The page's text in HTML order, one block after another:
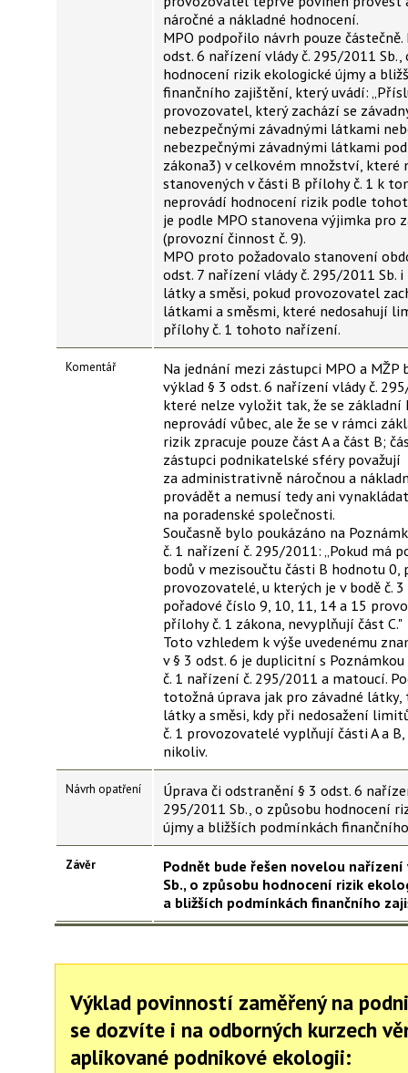
náročné a nákladné hodnocení.
MPO podpořilo návrh pouze částečně.
odst. 6 nařízení vlády č. 295/2011 Sb.,
hodnocení rizik ekologické újmy a
finančního zajištění, který uvádí:
provozovatel, který zachází se
nebezpečnými závadnými látkami
nebezpečnými závadnými látkami
zákona3) v celkovém množství, které
stanovených v části B přílohy č. 1 k
neprovádí hodnocení rizik podle
je podle MPO stanovena výjimka pro
(provozní činnost č. 9).
MPO proto požadovalo stanovení
odst. 7 nařízení vlády č. 295/2011 Sb.
látky a směsi, pokud provozovatel
látkami a směsmi, které nedosahují
přílohy č. 1 tohoto nařízení.
Komentář
Na jednání mezi zástupci MPO a MŽP
výklad § 3 odst. 6 nařízení vlády č.
které nelze vyložit tak, že se základní
neprovádí vůbec, ale že se v rámci
rizik zpracuje pouze část A a část B;
zástupci podnikatelské sféry považují
za administrativně náročnou a
provádět a nemusí tedy ani
na poradenské společnosti.
Současně bylo poukázáno na
č. 1 nařízení č. 295/2011: „Pokud má
bodů v mezisoučtu části B hodnotu 0,
provozovatelé, u kterých je v bodě č. 3
pořadové číslo 9, 10, 11, 14 a 15
přílohy č. 1 zákona, nevyplňují část C."
Toto vzhledem k výše uvedenému
v § 3 odst. 6 je duplicitní s
č. 1 nařízení č. 295/2011 a matoucí.
totožná úprava jak pro závadné látky,
látky a směsi, kdy při nedosažení
č. 1 provozovatelé vyplňují části A a B,
nikoliv.
Návrh opatření
Úprava či odstranění § 3 odst. 6
295/2011 Sb., o způsobu hodnocení
újmy a bližších podmínkách
Závěr
Podnět bude řešen novelou nařízení
Sb., o způsobu hodnocení rizik
a bližších podmínkách finančního
Výklad povinností zaměřený na
se dozvíte i na odborných kurzech
aplikované podnikové ekologii: